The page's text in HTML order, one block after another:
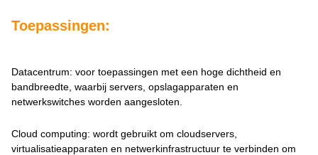
Toepassingen:
Datacentrum: voor toepassingen met een hoge dichtheid en
bandbreedte, waarbij servers, opslagapparaten en
netwerkswitches worden aangesloten.
Cloud computing: wordt gebruikt om cloudservers,
virtualisatieapparaten en netwerkinfrastructuur te verbinden om